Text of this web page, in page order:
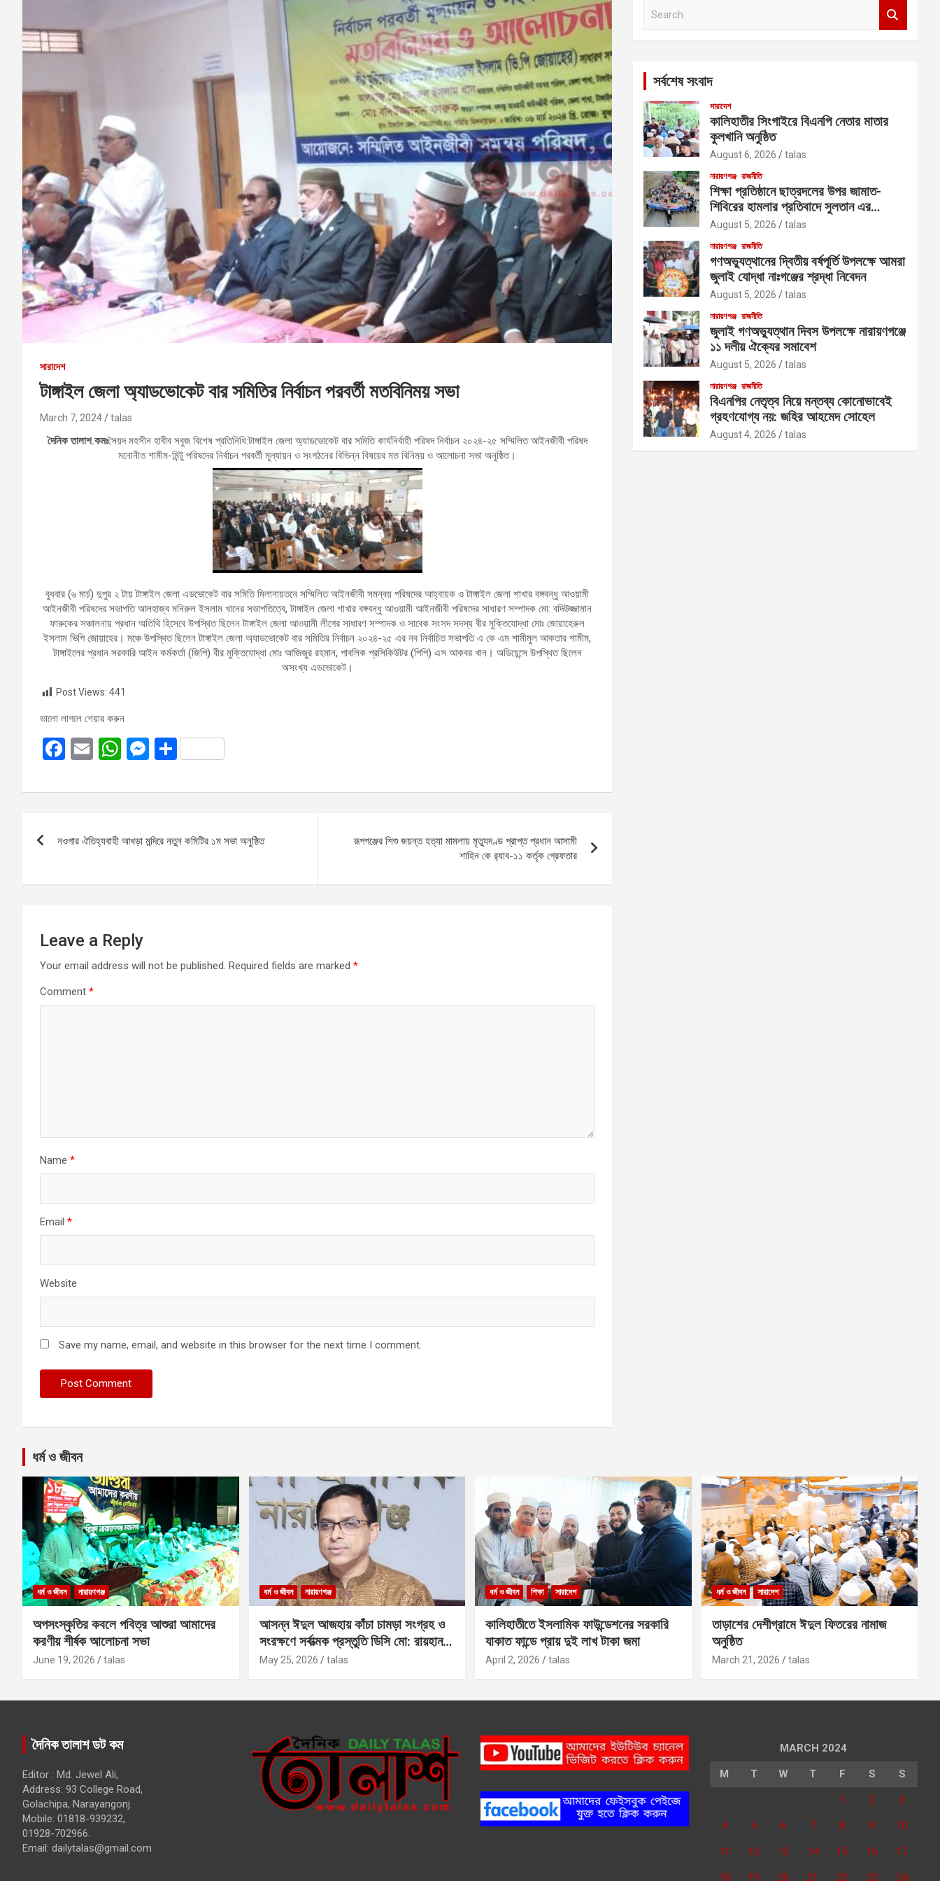
সারাদেশ
টাঙ্গাইল জেলা অ্যাডভোকেট বার সমিতির নির্বাচন পরবর্তী মতবিনিময় সভা
March 7, 2024 talas
দৈনিক তালাশ.কমঃসৈয়দ মহসীন হাবীব সবুজ বিশেষ প্রতিনিধি:টাঙ্গাইল জেলা অ্যাডভোকেট বার সমিতি কার্যনির্বাহী পরিষদ নির্বাচন ২০২৪-২৫ সম্মিলিত আইনজীবী পরিষদ
মনোনীত শামীম-মিন্টু পরিষদের নির্বাচন পরবর্তী মূল্যায়ন ও সংগঠনের বিভিন্ন বিষয়ের মত বিনিময় ও আলোচনা সভা অনুষ্ঠিত।
বুধবার (৬ মার্চ) দুপুর ২ টায় টাঙ্গাইল জেলা এডভোকেট বার সমিতি মিলানায়তনে সম্মিলিত আইনজীবী সমন্বয় পরিষদের আহ্বায়ক ও টাঙ্গাইল জেলা শাখার বঙ্গবন্ধু আওয়ামী
আইনজীবী পরিষদের সভাপতি আলহাজ্ব মনিরুল ইসলাম খানের সভাপতিত্বে, টাঙ্গাইল জেলা শাখার বঙ্গবন্ধু আওয়ামী আইনজীবী পরিষদের সাধারণ সম্পাদক মো: বদিউজ্জামান
ফারুকের সঞ্চালনায় প্রধান অতিথি হিসেবে উপস্থিত ছিলেন টাঙ্গাইল জেলা আওয়ামী লীগের সাধারণ সম্পাদক ও সাবেক সংসদ সদস্য বীর মুক্তিযোদ্ধা মোঃ জোয়াহেরুল
ইসলাম ভিপি জোয়াহের। মঞ্চে উপস্থিত ছিলেন টাঙ্গাইল জেলা অ্যাডভোকেট বার সমিতির নির্বাচন ২০২৪-২৫ এর নব নির্বাচিত সভাপতি এ কে এম শামীমুল আকতার শামীম,
টাঙ্গাইলের প্রধান সরকারি আইন কর্মকর্তা (জিপি) বীর মুক্তিযোদ্ধা মোঃ আজিজুর রহমান, পাবলিক প্রসিকিউটর (পিপি) এস আকবর খান। অডিয়েন্সে উপস্থিত ছিলেন
অসংখ্য এডভোকেট।
Post Views: 441
ভালো লাগলে শেয়ার করুন
F
ce
o
k
E
ail
W
at
A
p
M
se
g
S
ar
navigation
নওগার ঐতিহ্যবাহী আখড়া মন্দিরে নতুন কমিটির ১ম সভা অনুষ্ঠিত
রূপগঞ্জের শিশু জয়ন্ত হত্যা মামলায় মৃত্যুদণ্ড প্রাপ্ত প্রধান আসামী
শাহিন কে র‌্যাব-১১ কর্তৃক গ্রেফতার
Leave a Reply
Your email address will not be published. Required fields are marked *
Comment *
Name *
Email *
Website
Save my name, email, and website in this browser for the next time I comment.
সর্বশেষ সংবাদ
সারাদেশ
কালিহাতীর সিংগাইরে বিএনপি নেতার মাতার
কুলখানি অনুষ্ঠিত
August 6, 2026 talas
নারায়ণগঞ্জ রাজনীতি
শিক্ষা প্রতিষ্ঠানে ছাত্রদলের উপর জামাত-
শিবিরের হামলার প্রতিবাদে সুলতান এর
নেতৃত্বে বিক্ষোভ
August 5, 2026 talas
নারায়ণগঞ্জ রাজনীতি
গণঅভ্যুত্থানের দ্বিতীয় বর্ষপূর্তি উপলক্ষে আমরা
জুলাই যোদ্ধা নাঃগঞ্জের শ্রদ্ধা নিবেদন
August 5, 2026 talas
নারায়ণগঞ্জ রাজনীতি
জুলাই গণঅভ্যুত্থান দিবস উপলক্ষে নারায়ণগঞ্জে
১১ দলীয় ঐক্যের সমাবেশ
August 5, 2026 talas
নারায়ণগঞ্জ রাজনীতি
বিএনপির নেতৃত্ব নিয়ে মন্তব্য কোনোভাবেই
গ্রহণযোগ্য নয়: জহির আহমেদ সোহেল
August 4, 2026 talas
ধর্ম ও জীবন
ধর্ম ও জীবন নারায়ণগঞ্জ
অপসংস্কৃতির কবলে পবিত্র আশুরা আমাদের
করণীয় শীর্ষক আলোচনা সভা
June 19, 2026 talas
ধর্ম ও জীবন নারায়ণগঞ্জ
আসন্ন ঈদুল আজহায় কাঁচা চামড়া সংগ্রহ ও
সংরক্ষণে সর্বাত্মক প্রস্তুতি ডিসি মো: রায়হান
কবির
May 25, 2026 talas
ধর্ম ও জীবন শিক্ষা সারাদেশ
কালিহাতীতে ইসলামিক ফাউন্ডেশনের সরকারি
যাকাত ফান্ডে প্রায় দুই লাখ টাকা জমা
April 2, 2026 talas
ধর্ম ও জীবন সারাদেশ
তাড়াশের দেশীগ্রামে ঈদুল ফিতরের নামাজ
অনুষ্ঠিত
March 21, 2026 talas
দৈনিক তালাশ ডট কম
Editor : Md. Jewel Ali,
Address: 93 College Road,
Golachipa, Narayangonj.
Mobile: 01818-939232,
01928-702966.
Email: dailytalas@gmail.com
MARCH 2024
M T W T F S S
1 2 3
4 5 6 7 8 9 10
11 12 13 14 15 16 17
18 19 20 21 22 23 24